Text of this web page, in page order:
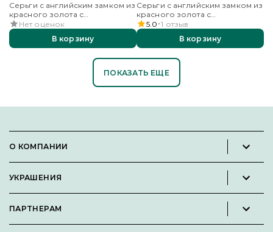
Серьги с английским замком из
красного золота с
бриллиантами
Нет оценок
В корзину
Серьги с английским замком из
красного золота с
бриллиантами
5.0 1 отзыв
В корзину
ПОКАЗАТЬ ЕЩЕ
О КОМПАНИИ
Вакансии
УКРАШЕНИЯ
Кольца
ПАРТНЕРАМ